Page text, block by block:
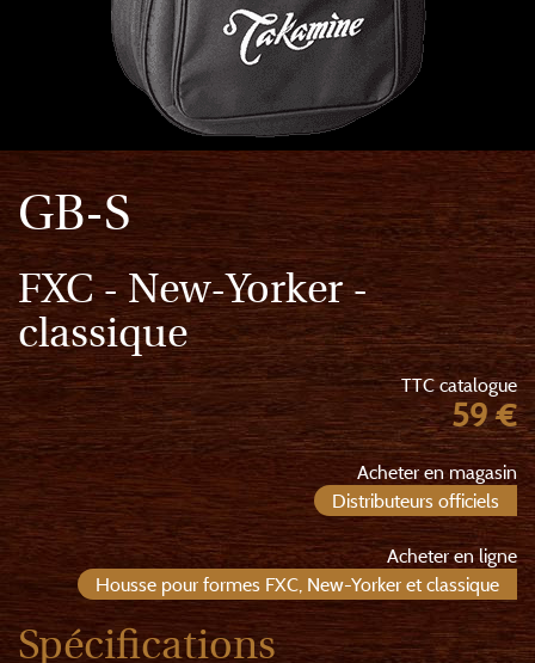
GB-S
FXC - New-Yorker -
classique
TTC catalogue
59 €
Acheter en magasin
Distributeurs officiels
Acheter en ligne
Housse pour formes FXC, New-Yorker et classique
Spécifications